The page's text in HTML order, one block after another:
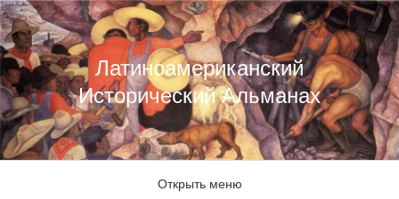
Латиноамериканский
Исторический Альманах
Открыть меню